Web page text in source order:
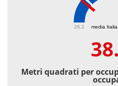
media
26.2
Metri quadrati per